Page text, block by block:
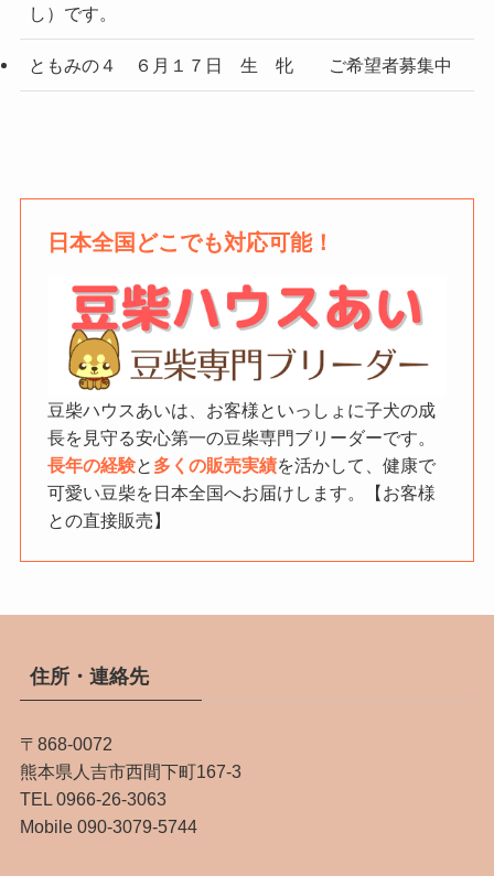
し）です。
ともみの４ ６月１７日 生 牝 ご希望者募集中
日本全国どこでも対応可能！
豆柴ハウスあいは、お客様といっしょに子犬の成
長を見守る安心第一の豆柴専門ブリーダーです。
長年の経験と 多くの販売実績を活かして、健康で
可愛い豆柴を日本全国へお届けします。【お客様
との直接販売】
住所・連絡先
〒868-0072
熊本県人吉市西間下町167-3
TEL 0966-26-3063
Mobile 090-3079-5744